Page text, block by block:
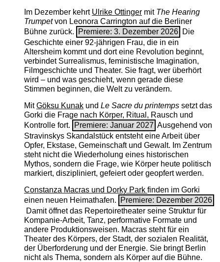
Im Dezember kehrt Ulrike Ottingermit The ­Hearing
Trumpetvon Leonora Carrington auf die Berliner
Bühne zurück.
Premiere: 3. Dezember 2026 Die
Geschichte einer 92-jährigen Frau, die in ein
Altersheim kommt und dort eine Revolution beginnt,
verbindet Surrealismus, feministische Imagination,
Filmgeschichte und Theater. Sie fragt, wer überhört
wird – und was geschieht, wenn gerade diese
Stimmen beginnen, die Welt zu verändern.
MitGöksu Kunakund Le Sacre du printempssetzt das
Gorki die Frage nach Körper, Ritual, Rausch und
Kontrolle fort.
Premiere: Januar 2027 Ausgehend von
Stravinskys Skandalstück entsteht eine Arbeit über
Opfer, Ekstase, Gemeinschaft und Gewalt. Im Zentrum
steht nicht die Wiederholung eines historischen
Mythos, sondern die Frage, wie Körper heute politisch
markiert, diszipliniert, gefeiert oder geopfert werden.
Constanza Macras und Dorky Park finden im Gorki
einen neuen Heimathafen.
Premiere: Dezember 2026
Damit öffnet das Repertoiretheater seine Struktur für
Kompanie-Arbeit, Tanz, performative Formate und
andere Produktionsweisen. Macras steht für ein
Theater des Körpers, der Stadt, der sozialen Realität,
der Überforderung und der Energie. Sie bringt Berlin
nicht als Thema, sondern als Körper auf die Bühne.